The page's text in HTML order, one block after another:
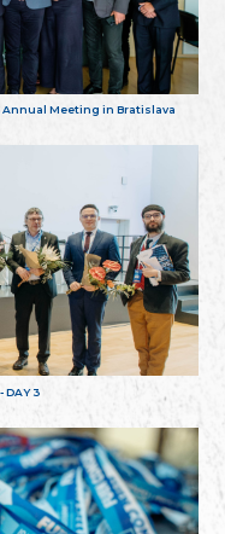
Annual Meeting in Bratislava
DAY 3